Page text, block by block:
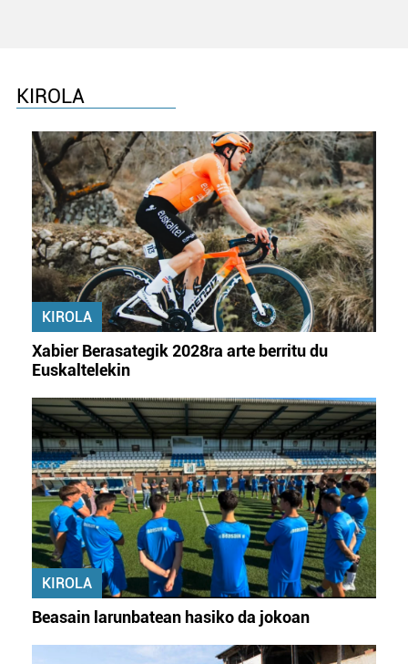
KIROLA
KIROLA
Xabier Berasategik 2028ra arte berritu du
Euskaltelekin
KIROLA
Beasain larunbatean hasiko da jokoan